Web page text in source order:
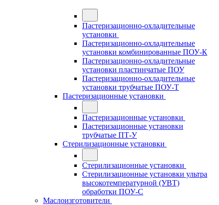
Пастеризационно-охладительные
установки
Пастеризационно-охладительные
установки комбинированные ПОУ-К
Пастеризационно-охладительные
установки пластинчатые ПОУ
Пастеризационно-охладительные
установки трубчатые ПОУ-Т
Пастеризационные установки
Пастеризационные установки
Пастеризационные установки
трубчатые ПТ-У
Стерилизационные установки
Стерилизационные установки
Стерилизационные установки ультра
высокотемпературной (УВТ)
обработки ПОУ-С
Маслоизготовители